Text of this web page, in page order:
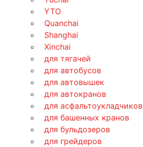
YTO
Quanchai
Shanghai
Xinchai
для тягачей
для автобусов
для автовышек
для автокранов
для асфальтоукладчиков
для башенных кранов
для бульдозеров
для грейдеров